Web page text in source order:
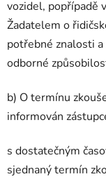
vozidel, popřípadě
Žadatelem o
potřebné znalosti
odborné
b) O termínu
informován
s dostatečným
sjednaný termín